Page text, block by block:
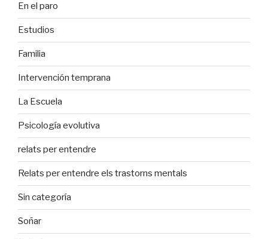
En el paro
Estudios
Familia
Intervención temprana
La Escuela
Psicología evolutiva
relats per entendre
Relats per entendre els trastorns mentals
Sin categoría
Soñar